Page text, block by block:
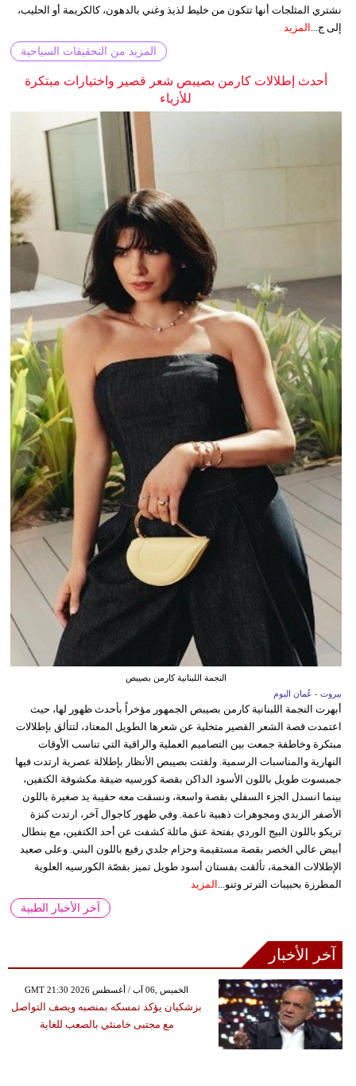
نشتري المثلجات أنها تتكون من خليط لذيذ وغني بالدهون، كالكريمة أو الحليب،
إلى ج... المزيد
المزيد من التحقيقات السياحية
أحدث إطلالات كارمن بصيبص شعر قصير واختيارات مبتكرة
للأزياء
النجمة اللبنانية كارمن بصيبص
بيروت - عُمان اليوم
أبهرت النجمة اللبنانية كارمن بصيبص الجمهور مؤخراً بأحدث ظهور لها، حيث
اعتمدت قصة الشعر القصير متخلية عن شعرها الطويل المعتاد، لتتألق بإطلالات
مبتكرة وخاطفة جمعت بين التصاميم العملية والراقية التي تناسب الأوقات
النهارية والمناسبات الرسمية. ولفتت بصيبص الأنظار بإطلالة عصرية ارتدت فيها
جمبسوت طويل باللون الأسود الداكن بقصة كورسيه ضيقة مكشوفة الكتفين،
بينما انسدل الجزء السفلي بقصة واسعة، ونسقت معه حقيبة يد صغيرة باللون
الأصفر الزبدي ومجوهرات ذهبية ناعمة. وفي ظهور كاجوال آخر، ارتدت كنزة
تريكو باللون البيج الوردي بفتحة عنق مائلة كشفت عن أحد الكتفين، مع بنطال
أبيض عالي الخصر بقصة مستقيمة وحزام جلدي رفيع باللون البني. وعلى صعيد
الإطلالات الفخمة، تألقت بفستان أسود طويل تميز بقصّة الكورسيه العلوية
المطرزة بحبيبات الترتر وتنو... المزيد
آخر الأخبار الطبية
آخر الأخبار
GMT 21:30 2026 الخميس ,06 آب / أغسطس
بزشكيان يؤكد تمسكه بمنصبه ويصف التواصل
مع مجتبى خامنئي بالصعب للغاية